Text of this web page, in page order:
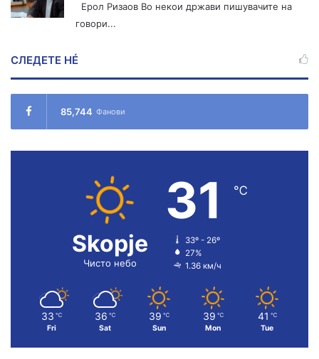
Ерол Ризаов Во некои држави пишувачите на
говори...
СЛЕДЕТЕ НÉ
85,744 Фанови
Skopje
Чисто небо
31 ℃
33º - 26º
27%
1.36 км/ч
33 ℃
Fri
36 ℃
Sat
39 ℃
Sun
39 ℃
Mon
41 ℃
Tue